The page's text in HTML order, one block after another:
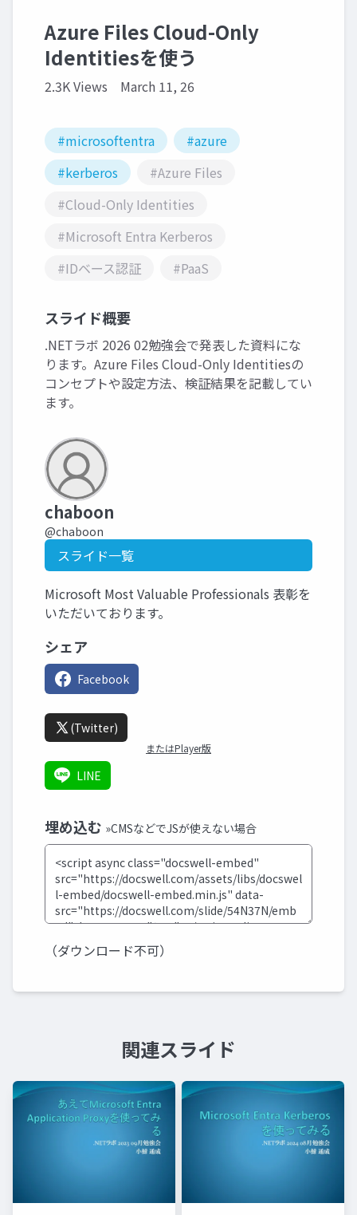
Azure Files Cloud-Only
Identitiesを使う
2.3K Views March 11, 26
#microsoftentra
#azure
#kerberos
#Azure Files
#Cloud-Only Identities
#Microsoft Entra Kerberos
#IDベース認証
#PaaS
スライド概要
.NETラボ 2026 02勉強会で発表した資料にな
ります。Azure Files Cloud-Only Identitiesの
コンセプトや設定方法、検証結果を記載してい
ます。
chaboon
@chaboon
スライド一覧
Microsoft Most Valuable Professionals 表彰を
いただいております。
シェア
Facebook
(Twitter)
またはPlayer版
LINE
埋め込む »CMSなどでJSが使えない場合
（ダウンロード不可）
関連スライド